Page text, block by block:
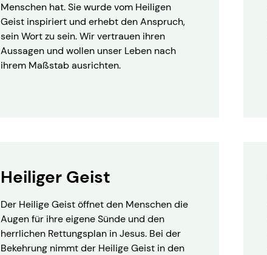
Menschen hat. Sie wurde vom Heiligen
Geist inspiriert und erhebt den Anspruch,
sein Wort zu sein. Wir vertrauen ihren
Aussagen und wollen unser Leben nach
ihrem Maßstab ausrichten.
Heiliger Geist
Der Heilige Geist öffnet den Menschen die
Augen für ihre eigene Sünde und den
herrlichen Rettungsplan in Jesus. Bei der
Bekehrung nimmt der Heilige Geist in den